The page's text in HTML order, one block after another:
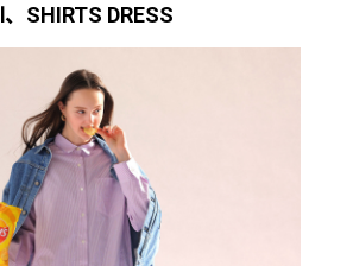
Ⅰ、SHIRTS DRESS